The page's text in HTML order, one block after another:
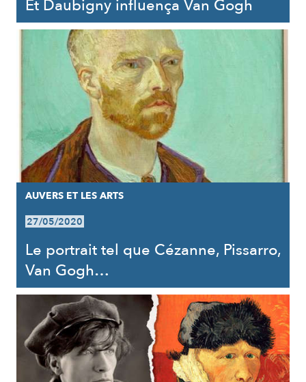
Et Daubigny influença Van Gogh
AUVERS ET LES ARTS
27/05/2020
Le portrait tel que Cézanne, Pissarro,
Van Gogh…